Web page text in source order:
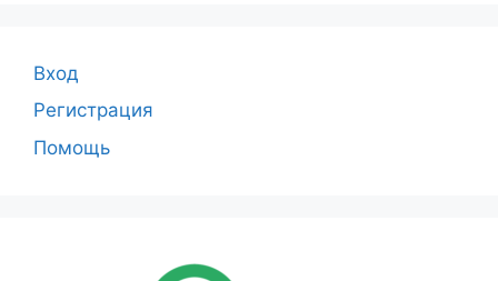
Вход
Регистрация
Помощь